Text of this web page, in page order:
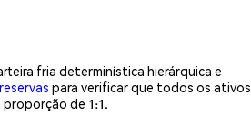
fria determinística hierárquica e
para verificar que todos os ativos
de 1:1.